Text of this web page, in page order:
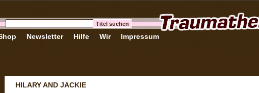
Newsletter Hilfe Wir Impressum
HILARY AND JACKIE